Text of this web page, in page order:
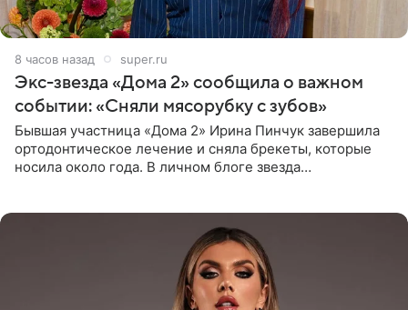
8 часов назад super.ru
Экс-звезда «Дома 2» сообщила о важном
событии: «Сняли мясорубку с зубов»
Бывшая участница «Дома 2» Ирина Пинчук завершила
ортодонтическое лечение и сняла брекеты, которые
носила около года. В личном блоге звезда